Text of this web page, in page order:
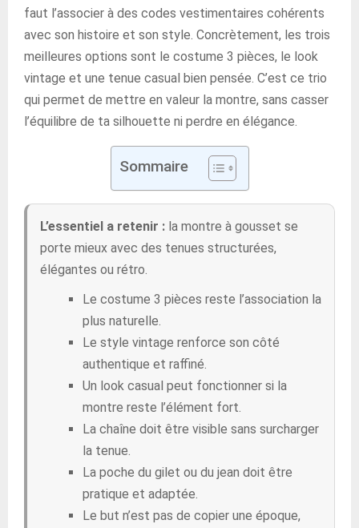
faut l’associer à des codes vestimentaires cohérents
avec son histoire et son style. Concrètement, les trois
meilleures options sont le costume 3 pièces, le look
vintage et une tenue casual bien pensée. C’est ce trio
qui permet de mettre en valeur la montre, sans casser
l’équilibre de ta silhouette ni perdre en élégance.
Sommaire
L’essentiel a retenir : la montre à gousset se
porte mieux avec des tenues structurées,
élégantes ou rétro.
Le costume 3 pièces reste l’association la
plus naturelle.
Le style vintage renforce son côté
authentique et raffiné.
Un look casual peut fonctionner si la
montre reste l’élément fort.
La chaîne doit être visible sans surcharger
la tenue.
La poche du gilet ou du jean doit être
pratique et adaptée.
Le but n’est pas de copier une époque,